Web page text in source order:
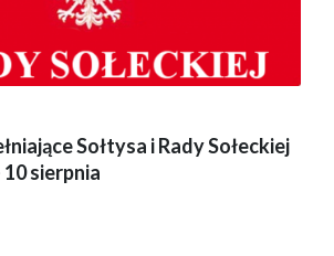
Sołtysa i Rady Sołeckiej
sierpnia